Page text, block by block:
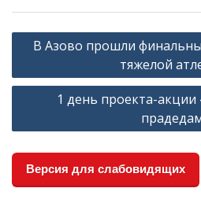
Навигация
записям
В Азово прошли
тяжелой
1 день проекта-
Версия для слабовидящих